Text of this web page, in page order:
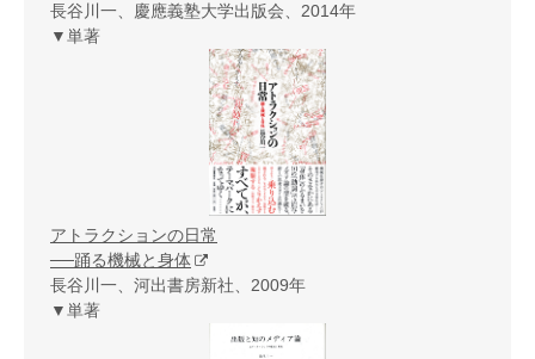
長谷川一、慶應義塾大学出版会、2014年
▼単著
アトラクションの日常
──踊る機械と身体
長谷川一、河出書房新社、2009年
▼単著